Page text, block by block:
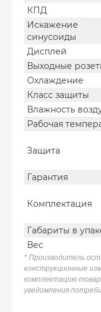
КПД
Искажение
синусоиды
Дисплей
Выходные
Охлаждение
Класс защиты
Влажность
Рабочая
Защита
Гарантия
Комплектация
Габариты в
Вес
* Производитель
конструкционные
комплектацию
уведомления